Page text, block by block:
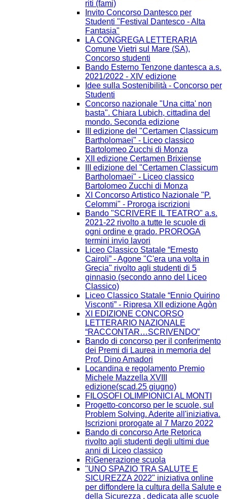
riti (fami)
Invito Concorso Dantesco per
Studenti "Festival Dantesco - Alta
Fantasia"
LA CONGREGA LETTERARIA
Comune Vietri sul Mare (SA),
Concorso studenti
Bando Esterno Tenzone dantesca a.s.
2021/2022 - XIV edizione
Idee sulla Sostenibilità - Concorso per
Studenti
Concorso nazionale "Una citta' non
basta". Chiara Lubich, cittadina del
mondo. Seconda edizione
III edizione del "Certamen Classicum
Bartholomaei" - Liceo classico
Bartolomeo Zucchi di Monza
XII edizione Certamen Brixiense
III edizione del "Certamen Classicum
Bartholomaei" - Liceo classico
Bartolomeo Zucchi di Monza
XI Concorso Artistico Nazionale "P.
Celommi" - Proroga iscrizioni
Bando "SCRIVERE IL TEATRO" a.s.
2021-22 rivolto a tutte le scuole di
ogni ordine e grado. PROROGA
termini invio lavori
Liceo Classico Statale “Ernesto
Cairoli” - Agone "C'era una volta in
Grecia" rivolto agli studenti di 5
ginnasio (secondo anno del Liceo
Classico)
Liceo Classico Statale “Ennio Quirino
Visconti” - Ripresa XII edizione Agòn
XI EDIZIONE CONCORSO
LETTERARIO NAZIONALE
“RACCONTAR…SCRIVENDO”
Bando di concorso per il conferimento
dei Premi di Laurea in memoria del
Prof. Dino Amadori
Locandina e regolamento Premio
Michele Mazzella XVIII
edizione(scad.25 giugno)
FILOSOFI OLIMPIONICI AL MONTI
Progetto-concorso per le scuole, sul
Problem Solving. Aderite all'iniziativa.
Iscrizioni prorogate al 7 Marzo 2022
Bando di concorso Arte Retorica
rivolto agli studenti degli ultimi due
anni di Liceo classico
RiGenerazione scuola
"UNO SPAZIO TRA SALUTE E
SICUREZZA 2022" iniziativa online
per diffondere la cultura della Salute e
della Sicurezza , dedicata alle scuole